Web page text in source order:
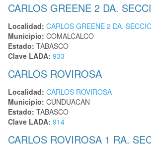
CARLOS GREENE 2 DA.
Localidad: CARLOS GREENE 2 DA.
Municipio: COMALCALCO
Estado: TABASCO
Clave LADA: 933
CARLOS ROVIROSA
Localidad: CARLOS ROVIROSA
Municipio: CUNDUACAN
Estado: TABASCO
Clave LADA: 914
CARLOS ROVIROSA 1 RA.